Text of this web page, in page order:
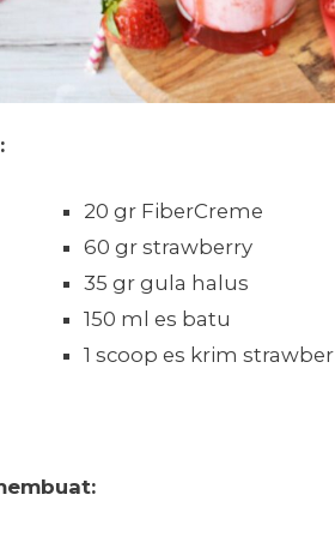
20 gr FiberCreme
60 gr strawberry
35 gr gula halus
150 ml es batu
1 scoop es krim